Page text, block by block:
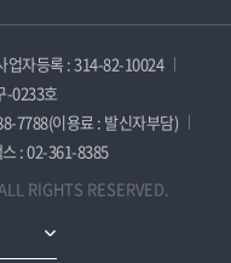
업자등록 : 314-82-10024
-0233호
7788(이용료 : 발신자부담)
: 02-361-8385
RIGHTS RESERVED.